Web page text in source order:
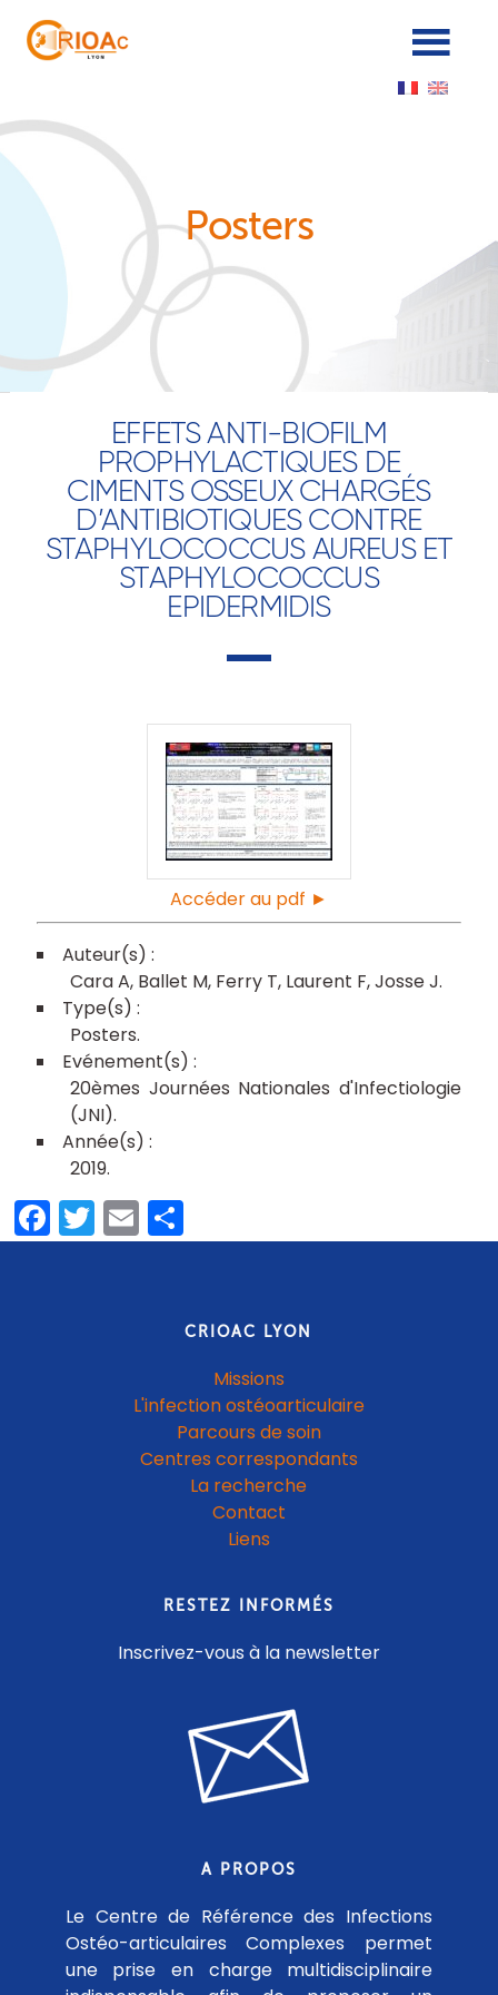
Posters
EFFETS ANTI-BIOFILM
PROPHYLACTIQUES DE
CIMENTS OSSEUX CHARGÉS
D’ANTIBIOTIQUES CONTRE
STAPHYLOCOCCUS AUREUS ET
STAPHYLOCOCCUS
EPIDERMIDIS
Accéder au pdf ►
Cara A Ballet M Ferry T Laurent F Josse J
Posters
20èmes Journées Nationales d'Infectiologie
(JNI)
2019
Facebook
Twitter
EmailPartager
CRIOAC LYON
Missions
L'infection ostéoarticulaire
Parcours de soin
Centres correspondants
La recherche
Contact
Liens
RESTEZ INFORMÉS
Inscrivez-vous à la newsletter
A PROPOS
Le Centre de Référence des Infections
Ostéo-articulaires Complexes permet
une prise en charge multidisciplinaire
Panneau de gestion des cookies